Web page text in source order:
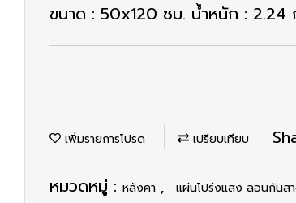
ขนาด : 50x120 ซม. น้ำหนัก : 2.24
เพิ่มรายการโปรด เปรียบเทียบ
หมวดหมู่ : หลังคา , แผ่นโปร่งแสง ลอนกันส